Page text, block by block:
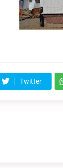
Twitter